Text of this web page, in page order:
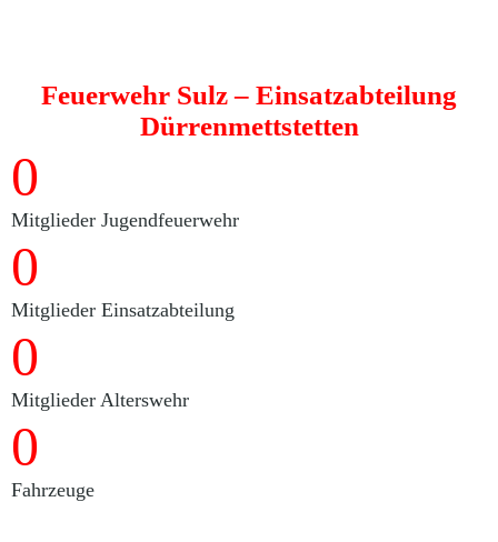
Feuerwehr Sulz– Einsatzabteilung
Dürrenmettstetten
0
Mitglieder Jugendfeuerwehr
0
Mitglieder Einsatzabteilung
0
Mitglieder Alterswehr
0
Fahrzeuge